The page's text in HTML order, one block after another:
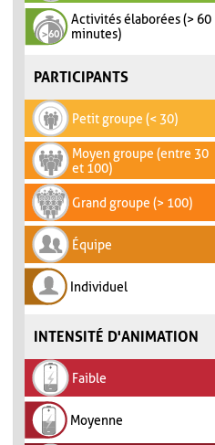
Activités élaborées (> 60
minutes)
PARTICIPANTS
Petit groupe (< 30)
Moyen groupe (entre 30
et 100)
Grand groupe (> 100)
Équipe
Individuel
INTENSITÉ D'ANIMATION
Faible
Moyenne